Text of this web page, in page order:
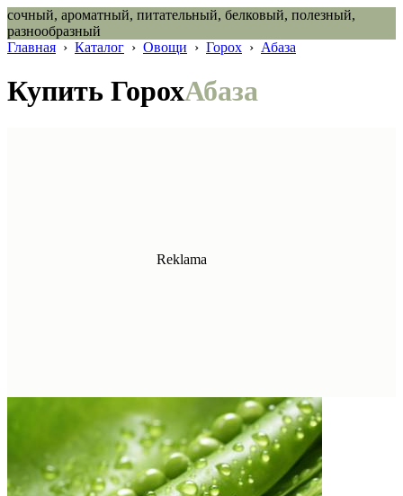
сочный, ароматный, питательный, белковый, полезный,
разнообразный
Главная › Каталог › Овощи › Горох › Абаза
Купить ГорохАбаза